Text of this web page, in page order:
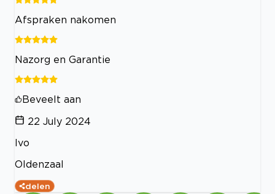
Afspraken nakomen
Nazorg en Garantie
Beveelt aan
22 July 2024
Ivo
Oldenzaal
delen